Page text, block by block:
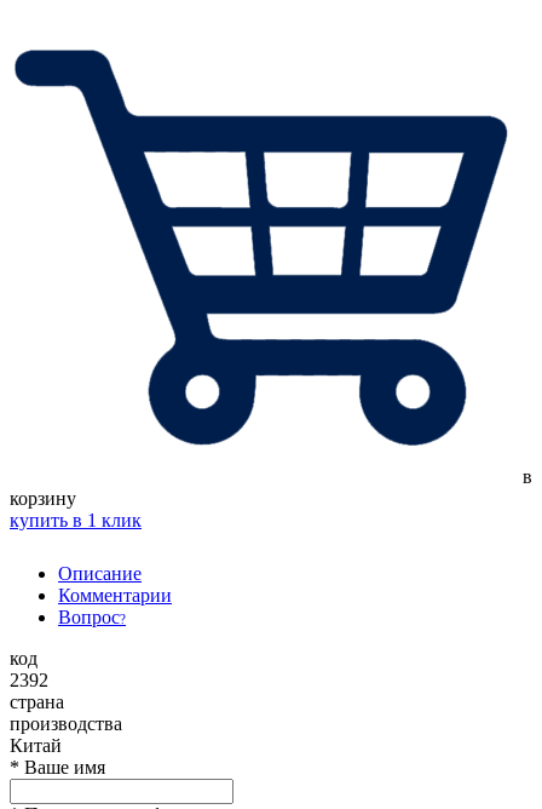
в
корзину
купить в 1 клик
Описание
Комментарии
Вопрос?
код
2392
страна
производства
Китай
* Ваше имя